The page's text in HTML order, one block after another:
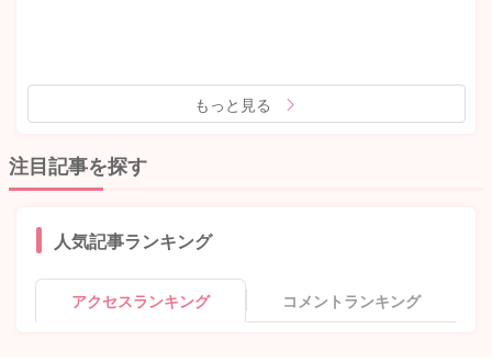
もっと見る
注目記事を探す
人気記事ランキング
アクセスランキング コメントランキング